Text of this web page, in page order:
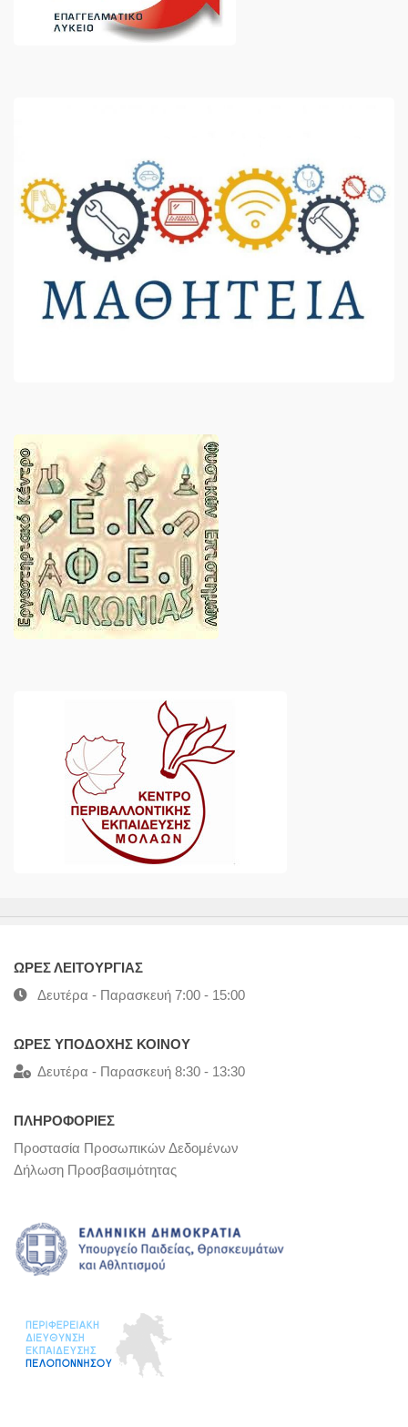
ΩΡΕΣ ΛΕΙΤΟΥΡΓΙΑΣ
Δευτέρα - Παρασκευή 7:00 - 15:00
ΩΡΕΣ ΥΠΟΔΟΧΗΣ ΚΟΙΝΟΥ
Δευτέρα - Παρασκευή 8:30 - 13:30
ΠΛΗΡΟΦΟΡΙΕΣ
Προστασία Προσωπικών Δεδομένων
Δήλωση Προσβασιμότητας